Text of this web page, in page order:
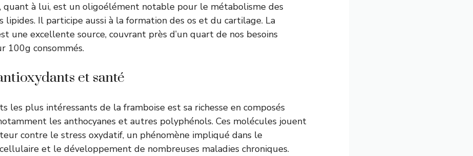
quant à lui, est un oligoélément notable pour le métabolisme des
lipides. Il participe aussi à la formation des os et du cartilage. La
une excellente source, couvrant près d’un quart de nos besoins
100g consommés.
et santé
les plus intéressants de la framboise est sa richesse en composés
les anthocyanes et autres polyphénols. Ces molécules jouent
contre le stress oxydatif, un phénomène impliqué dans le
et le développement de nombreuses maladies chroniques.